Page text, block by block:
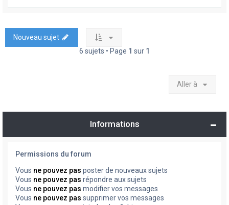
Nouveau sujet
6 sujets • Page 1 sur 1
Aller à
Informations
Permissions du forum
Vous ne pouvez pas poster de nouveaux sujets
Vous ne pouvez pas répondre aux sujets
Vous ne pouvez pas modifier vos messages
Vous ne pouvez pas supprimer vos messages